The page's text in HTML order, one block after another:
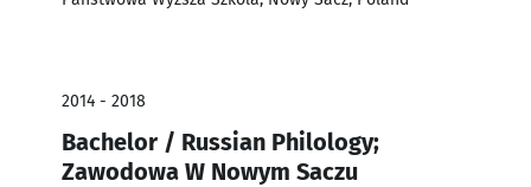
2014 - 2018
Bachelor / Russian Philology;
Zawodowa W Nowym Saczu